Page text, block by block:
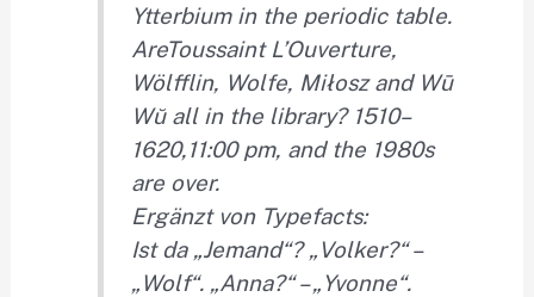
Ytterbium in the periodic table.
AreToussaint L’Ouverture,
Wölfflin, Wolfe, Miłosz and Wū
Wŭall in the library? 1510–
1620,11:00pm, and the 1980s
are over.
Ergänzt von Typefacts:
Ist da „Jemand“?„Volker?“–
„Wolf“. „Anna?“ –„Yvonne“.